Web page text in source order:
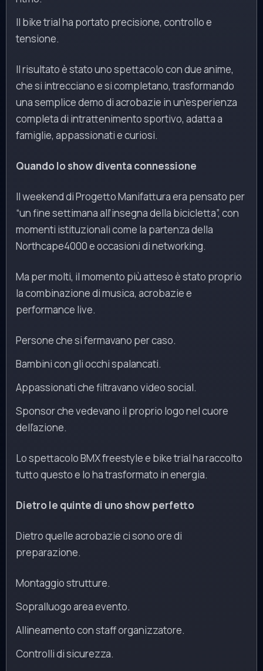
Il bike trial ha portato precisione, controllo e
tensione.
Il risultato è stato uno spettacolo con due anime,
che si intrecciano e si completano, trasformando
una semplice demo di acrobazie in un’esperienza
completa di intrattenimento sportivo, adatta a
famiglie, appassionati e curiosi.
Quando lo show diventa connessione
Il weekend di Progetto Manifattura era pensato per
“un fine settimana all’insegna della bicicletta”, con
momenti istituzionali come la partenza della
Northcape4000 e occasioni di networking.
Ma per molti, il momento più atteso è stato proprio
la combinazione di musica, acrobazie e
performance live.
Persone che si fermavano per caso.
Bambini con gli occhi spalancati.
Appassionati che filtravano video social.
Sponsor che vedevano il proprio logo nel cuore
dell’azione.
Lo spettacolo BMX freestyle e bike trial ha raccolto
tutto questo e lo ha trasformato in energia.
Dietro le quinte di uno show perfetto
Dietro quelle acrobazie ci sono ore di
preparazione.
Montaggio strutture.
Sopralluogo area evento.
Allineamento con staff organizzatore.
Controlli di sicurezza.